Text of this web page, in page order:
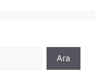
Ara